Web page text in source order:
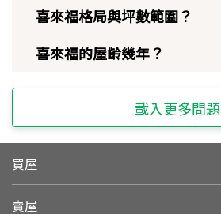
喜來福格局與坪數範圍？
喜來福的屋齡幾年？
載入更多問題
買屋
賣屋